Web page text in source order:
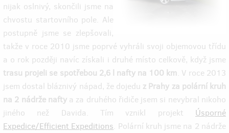
nijak oslnivý, skončili jsme na
chvostu startovního pole. Ale
postupně jsme se zlepšovali,
takže v roce 2010 jsme poprvé vyhráli svoji objemovou třídu
a o rok později navíc získali i druhé místo celkově, když jsme
trasu projeli se spotřebou 2,6 l nafty na 100 km. V roce 2013
jsem dostal bláznivý nápad, že dojedu z Prahy za polární kruh
na 2 nádrže naftya za druhého řidiče jsem si nevybral nikoho
jiného než Davida. Tím vznikl projekt Úsporné
Expedice/Efficient Expeditions. Polární kruh jsme na 2 nádrže